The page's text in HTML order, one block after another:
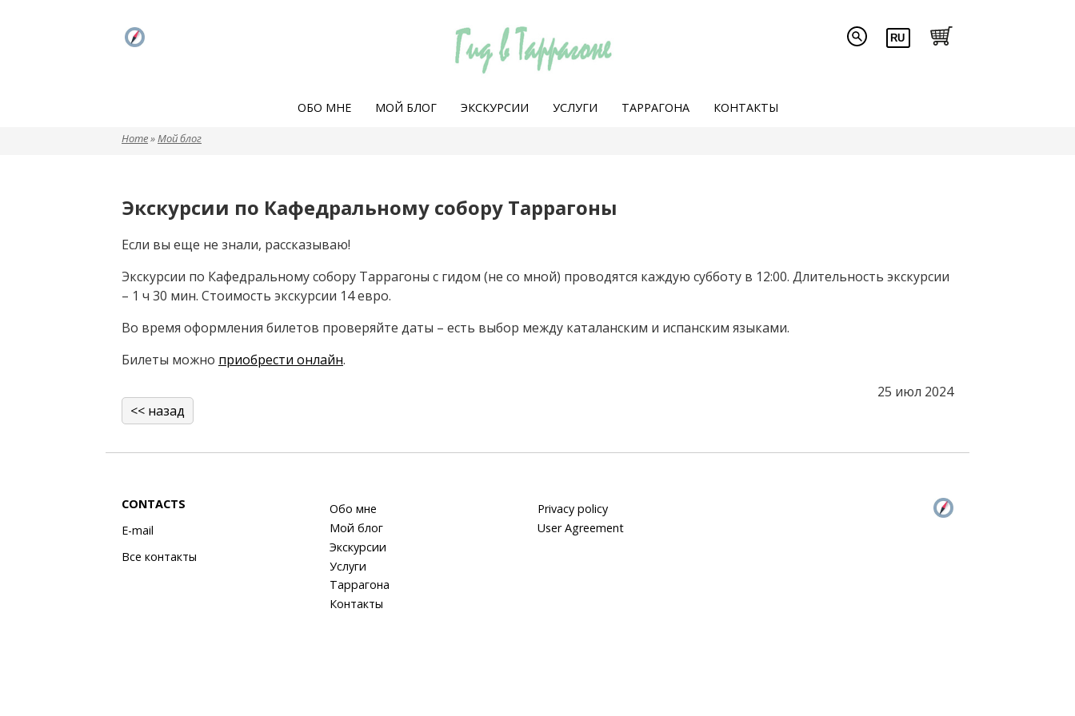
ОБО МНЕ МОЙ БЛОГ ЭКСКУРСИИ УСЛУГИ ТАРРАГОНА КОНТАКТЫ
Home»Мой блог
Экскурсии по Кафедральному собору Таррагоны
Если вы еще не знали, рассказываю!
Экскурсии по Кафедральному собору Таррагоны с гидом (не со мной) проводятся каждую субботу в 12:00. Длительность экскурсии
– 1 ч 30 мин. Стоимость экскурсии 14 евро.
Во время оформления билетов проверяйте даты – есть выбор между каталанским и испанским языками.
Билеты можно приобрести онлайн.
25 июл 2024
<< назад
CONTACTS
E-mail
Все контакты
Обо мне
Мой блог
Экскурсии
Услуги
Таррагона
Контакты
Privacy policy
User Agreement